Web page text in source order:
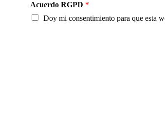
Acuerdo RGPD *
Doy mi consentimiento para que esta